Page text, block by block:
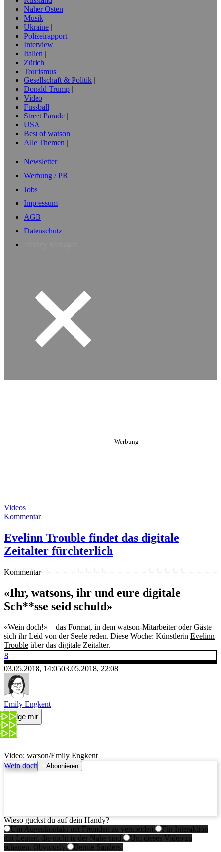
Naher Osten
Musik
Ukraine
Polizeirapport
Interview
Italien
Zürich
Tourismus
Gesellschaft & Politik
Donald Trump
Video
Fussball
Street Parade
USA
Best of watson
Alle Themen
Newsletter
Werbung / PR
Jobs
Impressum
AGB
Datenschutz
Videos
Kommentar
Evelinn Trouble findet das digitale
Zeitalter fürchterlich
Kommentar
«Ihr, watsons, ihr und eure digitale
Sch**sse seid schuld»
«Wein doch!» – das Format, in dem watson-Mitarbeiter oder Gäste
sich ihr Leid von der Seele reden. Diese Woche: Künstlerin Evelinn
Trouble über das digitale Zeitalter.
8
03.05.2018, 14:0503.05.2018, 22:08
Emily Engkent
Folge mir
Video: watson/Emily Engkent
Wein doch
Abonnieren
Wieso guckst du auf dein Handy?
Um Augenkontakt mit Fremden zu vermeiden.
Für Interaktion
mit Leuten, die nicht in der Nähe sind.
Um dieses Video zu
schauen. Obviously.
Bernie Sanders.